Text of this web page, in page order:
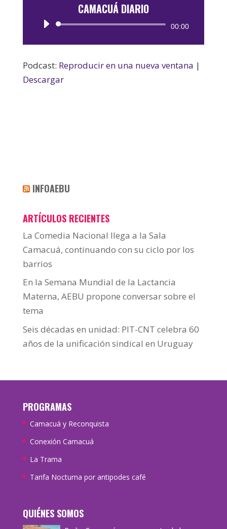
CAMACUÁ DIARIO
Reproductor
00:00
Podcast: Reproducir en una nueva ventana |
Descargar
INFOAEBU
ARTÍCULOS RECIENTES
La Comedia Nacional llega a la Sala
Camacuá, continuando con su ciclo por los
barrios
En la Semana Mundial de la Lactancia
Materna, AEBU propone conversar sobre el
tema
Seis décadas en unidad: PIT-CNT celebra 60
años de la unificación sindical en Uruguay
PROGRAMAS
Camacuá y Reconquista
Conexión Camacuá
La Trama
Tarifa Nocturna por antipodes café
QUIÉNES SOMOS